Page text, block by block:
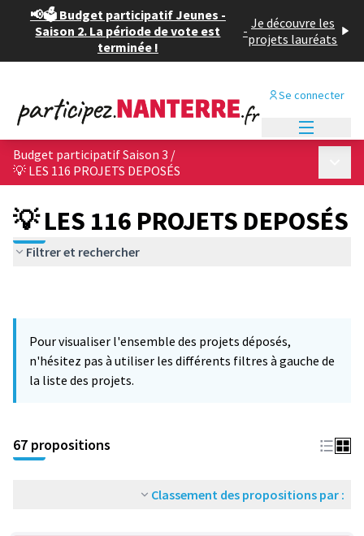
📢🗳️ Budget participatif Jeunes -
Saison 2. La période de vote est
terminée !
- Je découvre les
projets lauréats
Se connecter
Budget participatif Saison 3 /
💡 LES 116 PROJETS DEPOSÉS
💡 LES 116 PROJETS DEPOSÉS
Filtrer et rechercher
Pour visualiser l'ensemble des projets déposés,
n'hésitez pas à utiliser les différents filtres à gauche de
la liste des projets.
67 propositions
Classement des propositions par :